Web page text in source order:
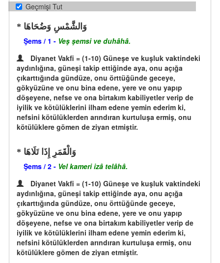
Geçmişi Tut
وَالشَّمْسِ وَضُحَاهَا
Şems / 1 - Veş şemsi ve duhâhâ.
Diyanet Vakfi = (1-10) Güneşe ve kuşluk vaktindeki
aydınlığına, güneşi takip ettiğinde aya, onu açığa
çıkarttığında gündüze, onu örttüğünde geceye,
gökyüzüne ve onu bina edene, yere ve onu yapıp
döşeyene, nefse ve ona birtakım kabiliyetler verip de
iyilik ve kötülüklerini ilham edene yemin ederim ki,
nefsini kötülüklerden arındıran kurtuluşa ermiş, onu
kötülüklere gömen de ziyan etmiştir.
وَالْقَمَرِ إِذَا تَلَاهَا
Şems / 2 - Vel kameri izâ telâhâ.
Diyanet Vakfi = (1-10) Güneşe ve kuşluk vaktindeki
aydınlığına, güneşi takip ettiğinde aya, onu açığa
çıkarttığında gündüze, onu örttüğünde geceye,
gökyüzüne ve onu bina edene, yere ve onu yapıp
döşeyene, nefse ve ona birtakım kabiliyetler verip de
iyilik ve kötülüklerini ilham edene yemin ederim ki,
nefsini kötülüklerden arındıran kurtuluşa ermiş, onu
kötülüklere gömen de ziyan etmiştir.